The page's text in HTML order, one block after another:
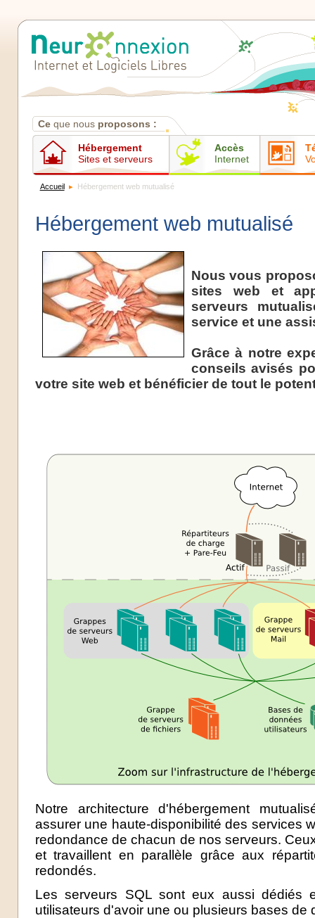
Ce que nous proposons :
Hébergement
Sites et serveurs
Accès
Internet
Accueil Hébergement web mutualisé
Hébergement web mutualisé
Nous vous
sites web et
serveurs
service et une
Grâce à notre
conseils avisés
votre site web et bénéficier de tout le
Notre architecture d'hébergement
assurer une haute-disponibilité des services
redondance de chacun de nos serveurs.
et travaillent en parallèle grâce aux
redondés.
Les serveurs SQL sont eux aussi dédiés
utilisateurs d'avoir une ou plusieurs bases de